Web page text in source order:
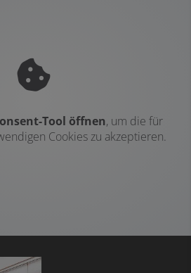
Tool öffnen, um die für
Cookies zu akzeptieren.